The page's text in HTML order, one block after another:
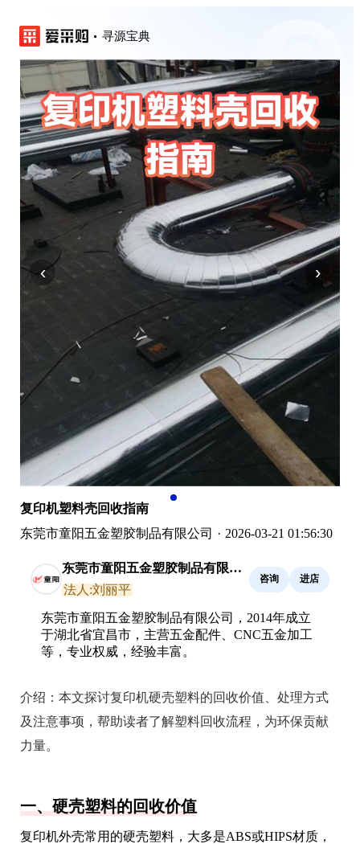
寻源宝典
‹ ›
复印机塑料壳回收指南
东莞市童阳五金塑胶制品有限公司 · 2026-03-21 01:56:30
东莞市童阳五金塑胶制品有限公
司
法人:刘丽平
咨询 进店
东莞市童阳五金塑胶制品有限公司，2014年成立
于湖北省宜昌市，主营五金配件、CNC五金加工
等，专业权威，经验丰富。
介绍： 本文探讨复印机硬壳塑料的回收价值、处理方式
及注意事项，帮助读者了解塑料回收流程，为环保贡献
力量。
一、硬壳塑料的回收价值
复印机外壳常用的硬壳塑料，大多是ABS或HIPS材质，